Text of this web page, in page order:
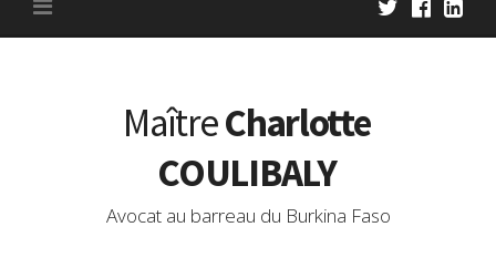
MaîtreCharlotte
COULIBALY
Avocat au barreau du Burkina Faso